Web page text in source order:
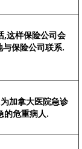
,这样保险公司会
保险公司联系.
加拿大医院急诊
的危重病人.